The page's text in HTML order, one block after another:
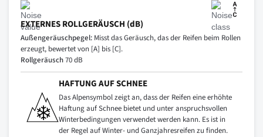
EXTERNES ROLLGERÄUSCH (dB)
Außengeräuschpegel: Misst das Geräusch, das der Reifen beim Rollen
erzeugt, bewertet von [A] bis [C].
Rollgeräusch70 dB
HAFTUNG AUF SCHNEE
Das Alpensymbol zeigt an, dass der Reifen eine erhöhte
Haftung auf Schnee bietet und unter anspruchsvollen
Winterbedingungen verwendet werden kann. Es ist in
der Regel auf Winter- und Ganzjahresreifen zu finden.